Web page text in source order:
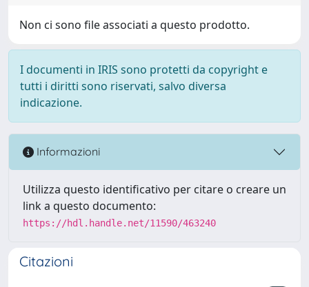
Non ci sono file associati a questo prodotto.
I documenti in IRIS sono protetti da copyright e
tutti i diritti sono riservati, salvo diversa
indicazione.
Informazioni
Utilizza questo identificativo per citare o creare un
link a questo documento:
https://hdl.handle.net/11590/463240
Citazioni